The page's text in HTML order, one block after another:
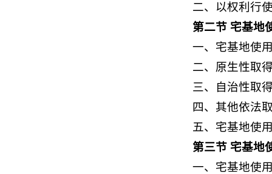
二、以权利行
第二节 宅基地
一、宅基地使
二、原生性取
三、自治性取
四、其他依法
五、宅基地使
第三节 宅基地
一、宅基地使